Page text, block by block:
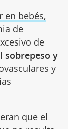
en bebés,
de
de
sobrepeso y
y
que el